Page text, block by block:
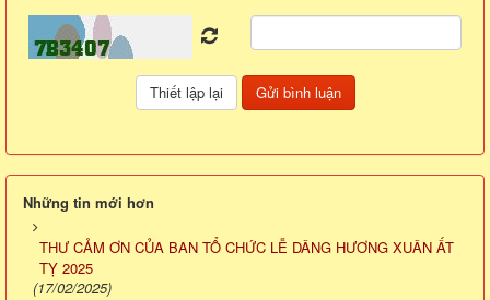
Những tin mới hơn
THƯ CẢM ƠN CỦA BAN TỔ CHỨC LỄ DÂNG HƯƠNG XUÂN ẤT
TỴ 2025
(17/02/2025)